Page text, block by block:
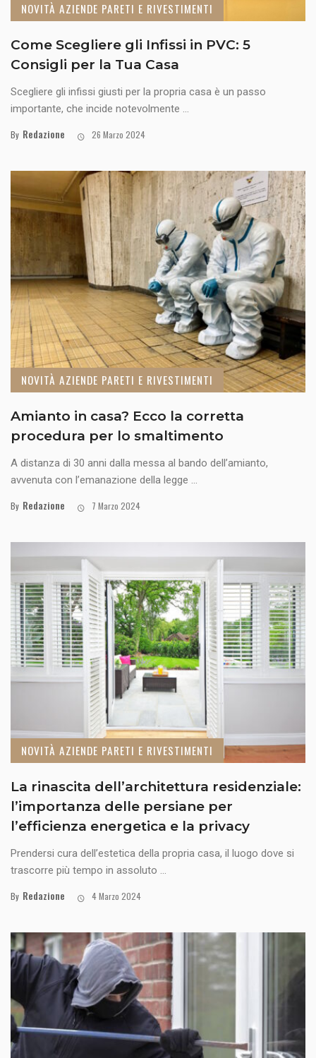
NOVITÀ AZIENDE PARETI E RIVESTIMENTI
Come Scegliere gli Infissi in PVC: 5
Consigli per la Tua Casa
Scegliere gli infissi giusti per la propria casa è un passo
importante, che incide notevolmente ...
By Redazione 26 Marzo 2024
NOVITÀ AZIENDE PARETI E RIVESTIMENTI
Amianto in casa? Ecco la corretta
procedura per lo smaltimento
A distanza di 30 anni dalla messa al bando dell’amianto,
avvenuta con l’emanazione della legge ...
By Redazione 7 Marzo 2024
NOVITÀ AZIENDE PARETI E RIVESTIMENTI
La rinascita dell’architettura residenziale:
l’importanza delle persiane per
l’efficienza energetica e la privacy
Prendersi cura dell’estetica della propria casa, il luogo dove si
trascorre più tempo in assoluto ...
By Redazione 4 Marzo 2024